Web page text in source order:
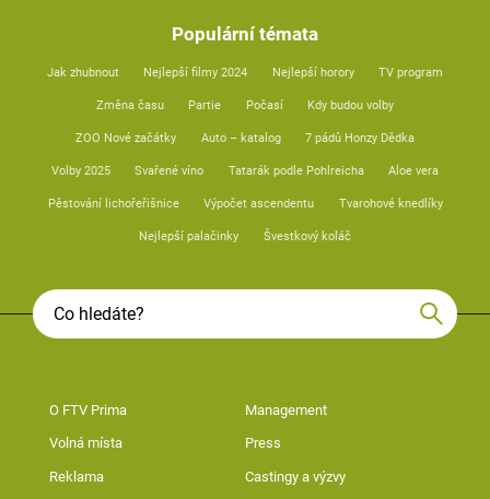
Populární témata
Jak zhubnout Nejlepší filmy 2024 Nejlepší horory TV program
Změna času Partie Počasí Kdy budou volby
ZOO Nové začátky Auto – katalog 7 pádů Honzy Dědka
Volby 2025 Svařené víno Tatarák podle Pohlreicha Aloe vera
Pěstování lichořeřišnice Výpočet ascendentu Tvarohové knedlíky
Nejlepší palačinky Švestkový koláč
O FTV Prima Management
Volná místa Press
Reklama Castingy a výzvy